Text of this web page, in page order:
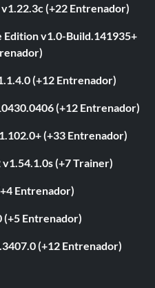
(+22 Entrenador)
v1.0-Build.141935+
(+12 Entrenador)
(+12 Entrenador)
(+33 Entrenador)
(+7 Trainer)
Entrenador)
(+5 Entrenador)
(+12 Entrenador)